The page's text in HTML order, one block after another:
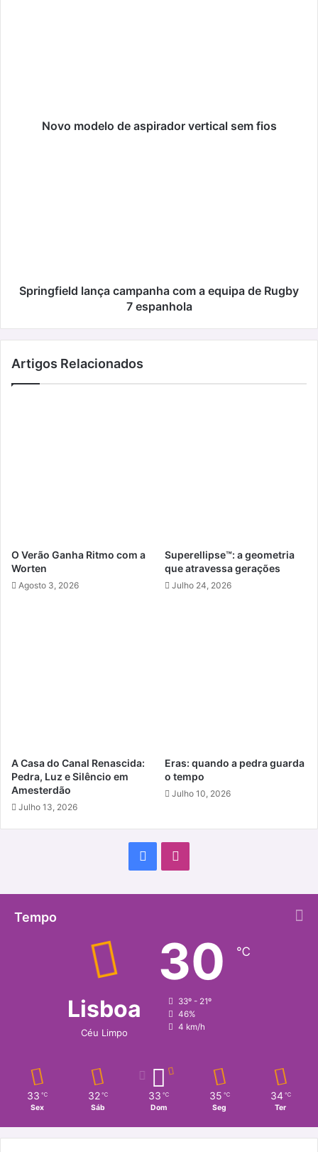
Novo modelo de aspirador vertical sem fios
espanhola
Springfield lança campanha com a equipa de Rugby
7 espanhola
Artigos Relacionados
O Verão Ganha Ritmo com a
Worten
Agosto 3, 2026
Superellipse™: a geometria
que atravessa gerações
Julho 24, 2026
A Casa do Canal Renascida:
Pedra, Luz e Silêncio em
Amesterdão
Julho 13, 2026
Eras: quando a pedra guarda
o tempo
Julho 10, 2026
Facebook
Tempo
Lisboa
Céu Limpo
30 ℃
33º - 21º
46%
4 km/h
33 ℃
Sex
32 ℃
Sáb
33 ℃
Dom
35 ℃
Seg
34 ℃
Ter